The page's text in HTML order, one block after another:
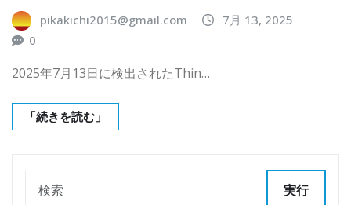
pikakichi2015@gmail.com
7月 13, 2025
0
2025年7月13日に検出されたThin…
「続きを読む」
実行